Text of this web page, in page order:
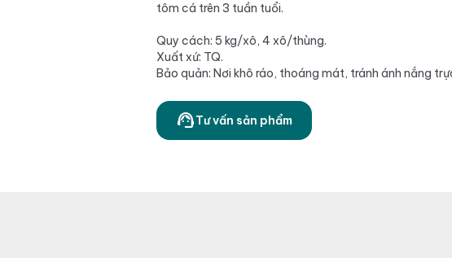
tôm cá trên 3 tuần tuổi.
Quy cách: 5 kg/xô, 4 xô/thùng.
Xuất xứ: TQ.
Bảo quản: Nơi khô ráo, thoáng mát, tránh ánh nắng
support_agentTư vấn sản phẩm